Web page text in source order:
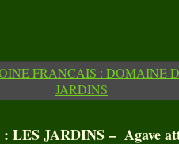
LES JARDINS – Agave